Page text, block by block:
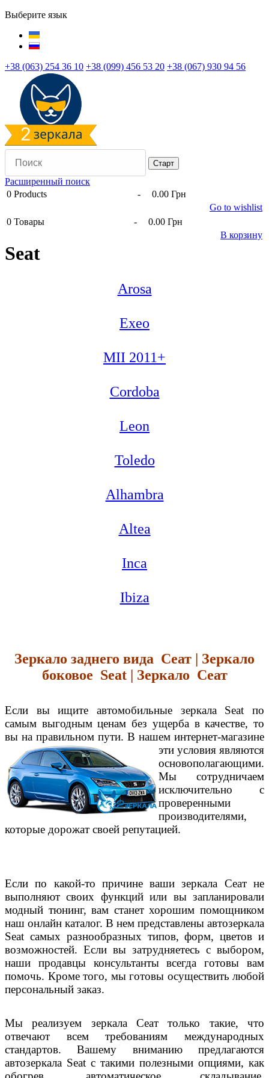
Выберите язык
+38 (063) 254 36 10 +38 (099) 456 53 20 +38 (067) 930 94 56
Расширенный поиск
0 Products -
0.00 Грн
Go to wishlist
0 Товары -
0.00 Грн
В корзину
Seat
Arosa
Exeo
MII 2011+
Cordoba
Leon
Toledo
Alhambra
Altea
Inca
Ibiza
Зеркало заднего вида Сеат | Зеркало
боковое Seat | Зеркало Сеат
Если вы ищите автомобильные зеркала Seat по
самым выгодным ценам без ущерба в качестве, то
вы на правильном пути. В нашем интернет-магазине
эти условия являются
основополагающими.
Мы сотрудничаем
исключительно с
проверенными
производителями,
которые дорожат своей репутацией.
Если по какой-то причине ваши зеркала Сеат не
выполняют своих функций или вы запланировали
модный тюнинг, вам станет хорошим помощником
наш онлайн каталог. В нем представлены автозеркала
Seat самых разнообразных типов, форм, цветов и
возможностей. Если вы затрудняетесь с выбором,
наши продавцы консультанты всегда готовы вам
помочь. Кроме того, мы готовы осуществить любой
персональный заказ.
Мы реализуем зеркала Сеат только такие, что
отвечают всем требованиям международных
стандартов. Вашему вниманию предлагаются
автозеркала Seat с такими полезными опциями, как